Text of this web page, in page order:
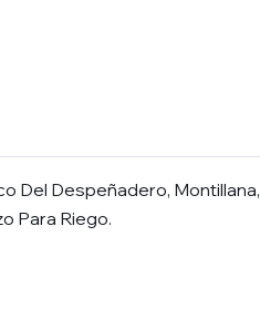
Del Despeñadero, Montillana,
Para Riego.